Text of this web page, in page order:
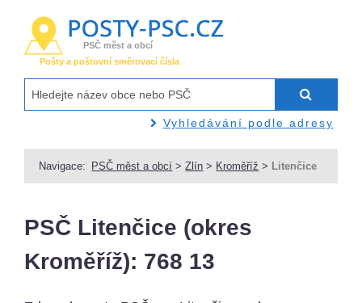
PSČ měst a obcí
Pošty a poštovní směrovací čísla
Vyhledávání podle adresy
Navigace: PSČ měst a obcí >Zlín > Kroměříž > Litenčice
PSČ Litenčice (okres
Kroměříž): 768 13